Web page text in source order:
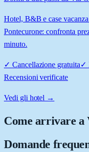
Hotel, B&B e case
Pontecurone: confronta
minuto.
✓ Cancellazione gratuita✓
Recensioni verificate
Vedi gli hotel →
Come arrivare a
Domande